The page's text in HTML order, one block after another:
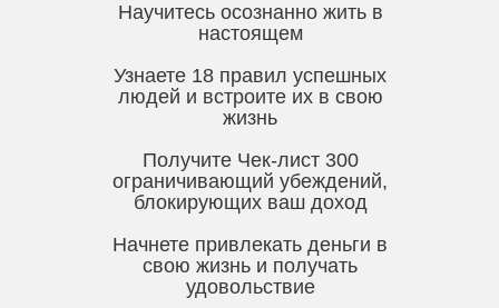
Научитесь осознанно жить в
настоящем
Узнаете 18 правил успешных
людей и встроите их в свою
жизнь
Получите Чек-лист 300
ограничивающий убеждений,
блокирующих ваш доход
Начнете привлекать деньги в
свою жизнь и получать
удовольствие